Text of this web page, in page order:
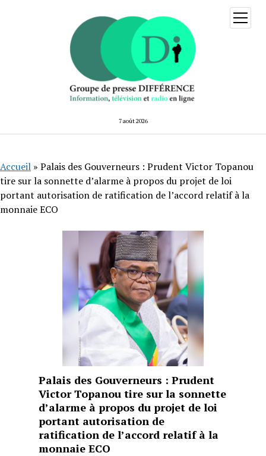
7 août 2026
ouvrir
menu
Accueil » Palais des Gouverneurs : Prudent Victor Topanou
tire sur la sonnette d’alarme à propos du projet de loi
portant autorisation de ratification de l’accord relatif à la
monnaie ECO
Palais des Gouverneurs : Prudent
Victor Topanou tire sur la sonnette
d’alarme à propos du projet de loi
portant autorisation de
ratification de l’accord relatif à la
monnaie ECO